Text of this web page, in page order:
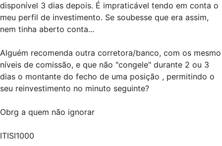
disponível 3 dias depois. É impraticável tendo em conta o
meu perfil de investimento. Se soubesse que era assim,
nem tinha aberto conta...
Alguém recomenda outra corretora/banco, com os mesmo
níveis de comissão, e que não "congele" durante 2 ou 3
dias o montante do fecho de uma posição , permitindo o
seu reinvestimento no minuto seguinte?
Obrg a quem não ignorar
ITISI1000